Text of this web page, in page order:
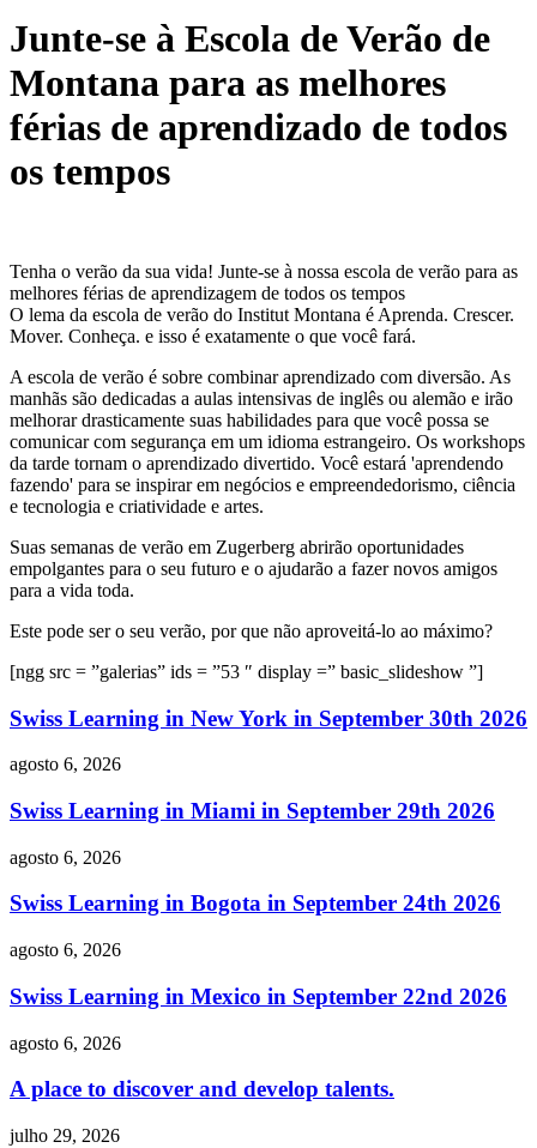
Junte-se à Escola de Verão de
Montana para as melhores
férias de aprendizado de todos
os tempos
Tenha o verão da sua vida! Junte-se à nossa escola de verão para as
melhores férias de aprendizagem de todos os tempos
O lema da escola de verão do Institut Montana é Aprenda. Crescer.
Mover. Conheça. e isso é exatamente o que você fará.
A escola de verão é sobre combinar aprendizado com diversão. As
manhãs são dedicadas a aulas intensivas de inglês ou alemão e irão
melhorar drasticamente suas habilidades para que você possa se
comunicar com segurança em um idioma estrangeiro. Os workshops
da tarde tornam o aprendizado divertido. Você estará 'aprendendo
fazendo' para se inspirar em negócios e empreendedorismo, ciência
e tecnologia e criatividade e artes.
Suas semanas de verão em Zugerberg abrirão oportunidades
empolgantes para o seu futuro e o ajudarão a fazer novos amigos
para a vida toda.
Este pode ser o seu verão, por que não aproveitá-lo ao máximo?
[ngg src = ”galerias” ids = ”53 ″ display =” basic_slideshow ”]
Swiss Learning in New York in September 30th 2026
agosto 6, 2026
Swiss Learning in Miami in September 29th 2026
agosto 6, 2026
Swiss Learning in Bogota in September 24th 2026
agosto 6, 2026
Swiss Learning in Mexico in September 22nd 2026
agosto 6, 2026
A place to discover and develop talents.
julho 29, 2026